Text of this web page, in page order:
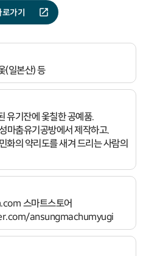
가기
(일본산) 등
유기잔에 옻칠한 공예품.
마춤유기공방에서 제작하고.
화의 약리도를 새겨 드리는 사람의
스마트스토어
ansungmachumyugi